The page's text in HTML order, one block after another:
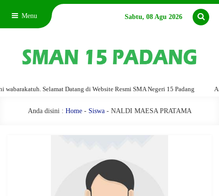
Menu Sabtu, 08 Agu 2026
Selamat Datang di Website Resmi SMA Negeri 15 Padang
Anda disini : Home- Siswa- NALDI MAESA PRATAMA